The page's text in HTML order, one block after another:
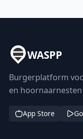
WASPP
Burgerplatform
en
App Store